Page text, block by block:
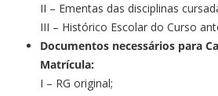
II – Ementas das disciplinas
III – Histórico Escolar do Curso
Documentos necessários para
Matrícula:
I – RG original;